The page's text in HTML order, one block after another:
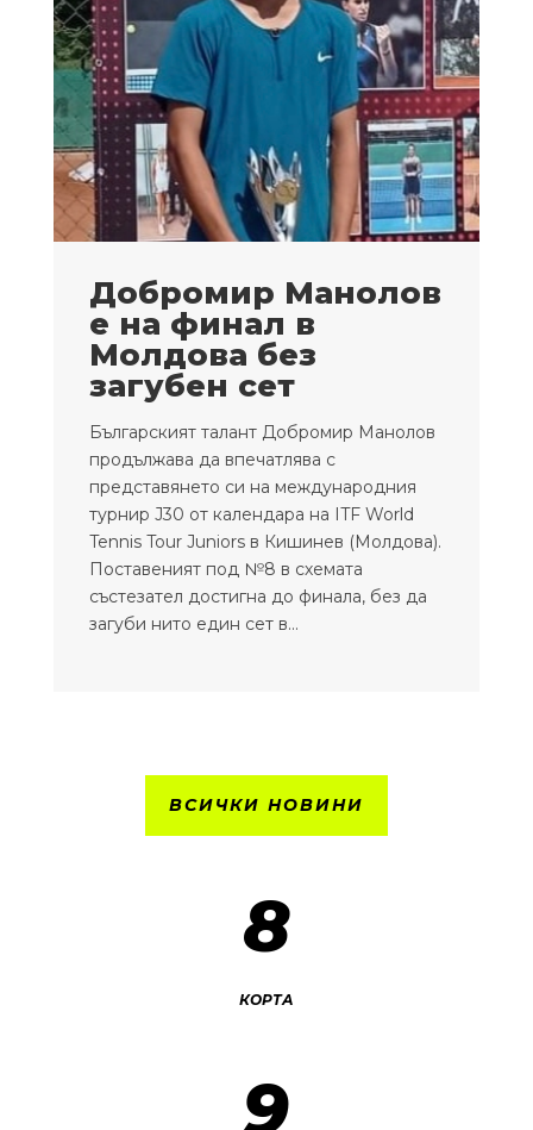
Добромир Манолов
е на финал в
Молдова без
загубен сет
Българският талант Добромир Манолов
продължава да впечатлява с
представянето си на международния
турнир J30 от календара на ITF World
Tennis Tour Juniors в Кишинев (Молдова).
Поставеният под №8 в схемата
състезател достигна до финала, без да
загуби нито един сет в...
ВСИЧКИ НОВИНИ
8
КОРТА
9